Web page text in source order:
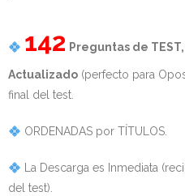
- Castilla-La Mancha
2025
- - OPOSICIÓN Auxiliar de
Castilla-La Mancha – Libre –
142 Preguntas de TEST,
Actualizado (perfecto para
final del test.
ORDENADAS por TÍTULOS.
La Descarga es Inmediata
del test).